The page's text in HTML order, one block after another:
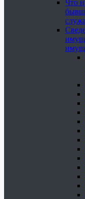
Что